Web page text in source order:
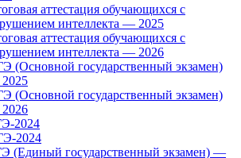
аттестация обучающихся с
интеллекта — 2025
аттестация обучающихся с
интеллекта — 2026
(Основной государственный экзамен)
(Основной государственный экзамен)
2024
2024
(Единый государственный экзамен) —